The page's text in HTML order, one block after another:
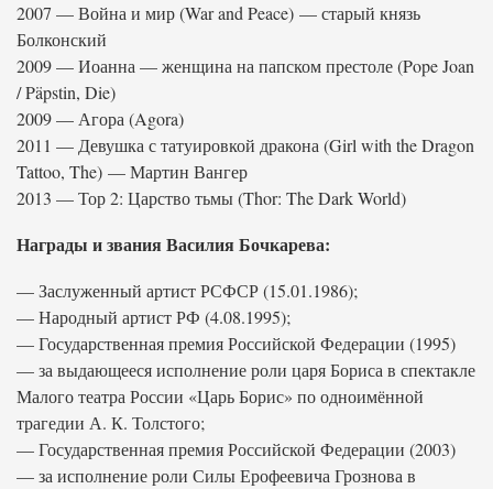
2007 — Война и мир (War and Peace) — старый князь
Болконский
2009 — Иоанна — женщина на папском престоле (Pope Joan
/ Päpstin, Die)
2009 — Агора (Agora)
2011 — Девушка с татуировкой дракона (Girl with the Dragon
Tattoo, The) — Мартин Вангер
2013 — Тор 2: Царство тьмы (Thor: The Dark World)
Награды и звания Василия Бочкарева:
— Заслуженный артист РСФСР (15.01.1986);
— Народный артист РФ (4.08.1995);
— Государственная премия Российской Федерации (1995)
— за выдающееся исполнение роли царя Бориса в спектакле
Малого театра России «Царь Борис» по одноимённой
трагедии А. К. Толстого;
— Государственная премия Российской Федерации (2003)
— за исполнение роли Силы Ерофеевича Грознова в